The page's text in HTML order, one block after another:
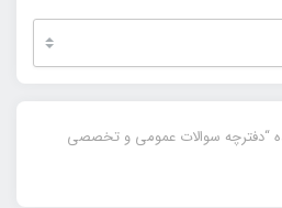
“دفترچه سوالات عمومی و تخصصی